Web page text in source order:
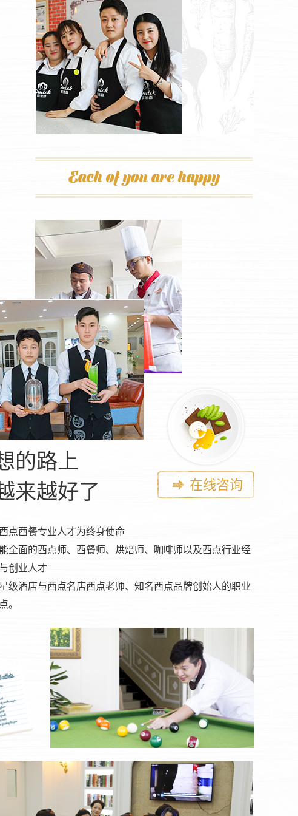
Each of you are happy
在线咨询
的路上
来越好了
点西餐专业人才为终身使命
全面的西点师、西餐师、烘焙师、咖啡师以及西点行业经
创业人才
级酒店与西点名店西点老师、知名西点品牌创始人的职业
。